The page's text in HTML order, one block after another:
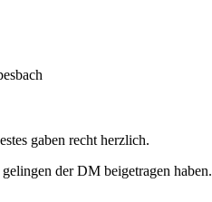
gaben recht herzlich.
der DM beigetragen haben.